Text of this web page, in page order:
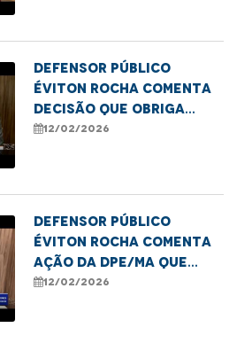
Defensor público
Éviton Rocha comenta
decisão que obriga
obras emergenciais no
12/02/2026
Defensor Público
Éviton Rocha comenta
ação da DPE/MA que
garante obras e
12/02/2026